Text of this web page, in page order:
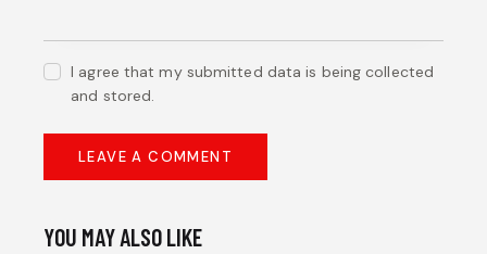
I agree that my submitted data is being collected
and stored.
YOU MAY ALSO LIKE